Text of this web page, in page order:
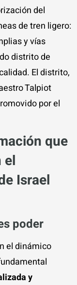
del
de tren ligero:
y vías
distrito de
El distrito,
Talpiot
por el
que
el
Israel
poder.
el dinámico
y